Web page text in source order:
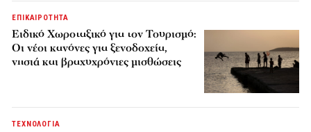
ΕΠΙΚΑΙΡΟΤΗΤΑ
Ειδικό Χωροταξικό για τον Τουρισμό:
Οι νέοι κανόνες για ξενοδοχεία,
νησιά και βραχυχρόνιες μισθώσεις
ΤΕΧΝΟΛΟΓΙΑ